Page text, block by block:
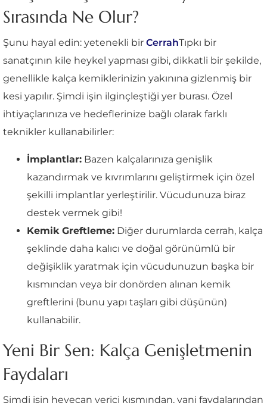
Sırasında Ne Olur?
Şunu hayal edin: yetenekli bir CerrahTıpkı bir
sanatçının kile heykel yapması gibi, dikkatli bir şekilde,
genellikle kalça kemiklerinizin yakınına gizlenmiş bir
kesi yapılır. Şimdi işin ilginçleştiği yer burası. Özel
ihtiyaçlarınıza ve hedeflerinize bağlı olarak farklı
teknikler kullanabilirler:
İmplantlar: Bazen kalçalarınıza genişlik
kazandırmak ve kıvrımlarını geliştirmek için özel
şekilli implantlar yerleştirilir. Vücudunuza biraz
destek vermek gibi!
Kemik Greftleme: Diğer durumlarda cerrah, kalça
şeklinde daha kalıcı ve doğal görünümlü bir
değişiklik yaratmak için vücudunuzun başka bir
kısmından veya bir donörden alınan kemik
greftlerini (bunu yapı taşları gibi düşünün)
kullanabilir.
Yeni Bir Sen: Kalça Genişletmenin
Faydaları
Şimdi işin heyecan verici kısmından, yani faydalarından